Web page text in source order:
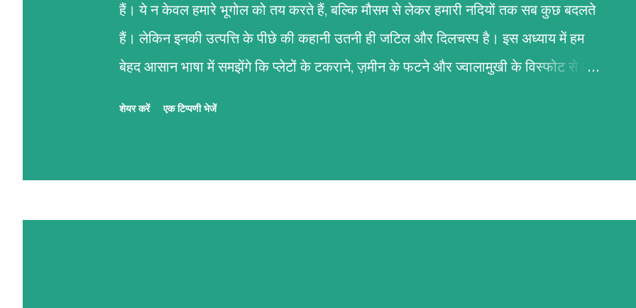
हैं। ये न केवल हमारे भूगोल को तय करते हैं, बल्कि मौसम से लेकर हमारी नदियों तक सब कुछ बदलते
हैं। लेकिन इनकी उत्पत्ति के पीछे की कहानी उतनी ही जटिल और दिलचस्प है। इस अध्याय में हम
बेहद आसान भाषा में समझेंगे कि प्लेटों के टकराने, ज़मीन के फटने और ज्वालामुखी के विस्फोट से इन
10 सेमी) से खिसकती रहती हैं। जब ये प्लेटें एक-दूसरे की ओर बढ़ती हैं, दूर जाती हैं या आपस में
शेयर करें एक टिप्पणी भेजें